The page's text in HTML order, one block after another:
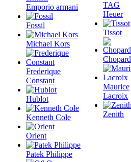
Emporio armani
Fossil
Michael Kors
Frederique
Constant
Hublot
Kenneth Cole
Orient
Patek Philippe
TAG
Heuer
Tissot
Chopard
Maurice
Lacroix
Zenith